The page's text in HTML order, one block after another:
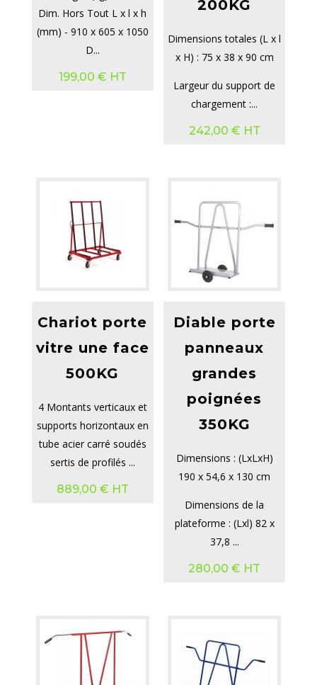
Dim. Hors Tout L x l x h
(mm) - 910 x 605 x 1050
D...
199,00 € HT
200KG
Dimensions totales (L x l
x H) : 75 x 38 x 90 cm
Largeur du support de
chargement :...
242,00 € HT
Chariot porte
vitre une face
500KG
4 Montants verticaux et
supports horizontaux en
tube acier carré soudés
sertis de profilés ...
889,00 € HT
Diable porte
panneaux
grandes
poignées
350KG
Dimensions : (LxLxH)
190 x 54,6 x 130 cm
Dimensions de la
plateforme : (Lxl) 82 x
37,8 ...
280,00€ HT